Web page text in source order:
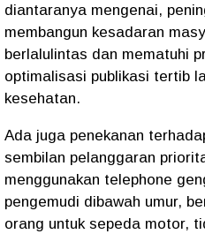
diantaranya mengenai,
membangun kesadaran
berlalulintas dan mematuhi
optimalisasi publikasi tertib
kesehatan.
Ada juga penekanan
sembilan pelanggaran
menggunakan telephone
pengemudi dibawah umur,
orang untuk sepeda motor,